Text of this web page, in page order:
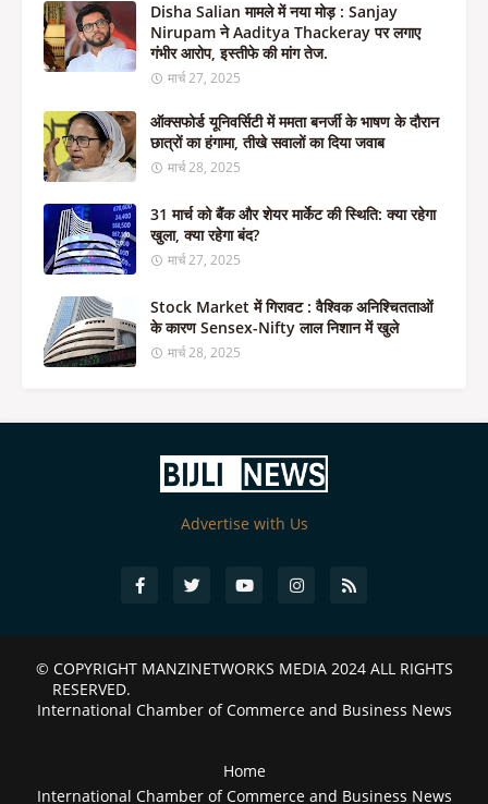
Disha Salian मामले में नया मोड़ : Sanjay
Nirupam ने Aaditya Thackeray पर लगाए
गंभीर आरोप, इस्तीफे की मांग तेज.
मार्च 27, 2025
ऑक्सफोर्ड यूनिवर्सिटी में ममता बनर्जी के भाषण के दौरान
छात्रों का हंगामा, तीखे सवालों का दिया जवाब
मार्च 28, 2025
31 मार्च को बैंक और शेयर मार्केट की स्थिति: क्या रहेगा
खुला, क्या रहेगा बंद?
मार्च 27, 2025
Stock Market में गिरावट : वैश्विक अनिश्चितताओं
के कारण Sensex-Nifty लाल निशान में खुले
मार्च 28, 2025
Advertise with Us
© COPYRIGHT MANZINETWORKS MEDIA 2024ALL RIGHTS
RESERVED.
International Chamber of Commerce and Business News
Home
International Chamber of Commerce and Business News